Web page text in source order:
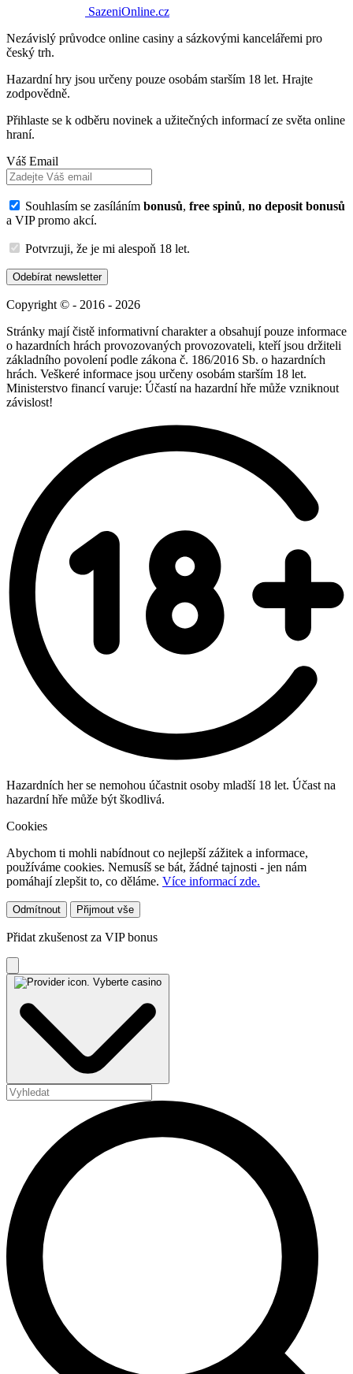
SazeniOnline.cz
Nezávislý průvodce online casiny a sázkovými kancelářemi pro
český trh.
Hazardní hry jsou určeny pouze osobám starším 18 let. Hrajte
zodpovědně.
Přihlaste se k odběru novinek a užitečných informací ze světa online
hraní.
Váš Email
Souhlasím se zasíláním bonusů, free spinů, no deposit bonusů
a VIP promo akcí.
Potvrzuji, že je mi alespoň 18 let.
Odebírat newsletter
Copyright © - 2016 - 2026
Stránky mají čistě informativní charakter a obsahují pouze informace
o hazardních hrách provozovaných provozovateli, kteří jsou držiteli
základního povolení podle zákona č. 186/2016 Sb. o hazardních
hrách. Veškeré informace jsou určeny osobám starším 18 let.
Ministerstvo financí varuje: Účastí na hazardní hře může vzniknout
závislost!
Hazardních her se nemohou účastnit osoby mladší 18 let. Účast na
hazardní hře může být škodlivá.
Cookies
Abychom ti mohli nabídnout co nejlepší zážitek a informace,
používáme cookies. Nemusíš se bát, žádné tajnosti - jen nám
pomáhají zlepšit to, co děláme. Více informací zde.
Odmítnout Přijmout vše
Přidat zkušenost za VIP bonus
Vyberte casino